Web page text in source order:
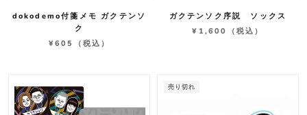
dokodemo付箋メモ ガクテンソ
ク
¥605
（税込）
ガクテンソク序説 ソックス
¥1,600
（税込）
売り切れ